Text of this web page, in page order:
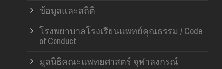
ข้อมูลและสถิติ
โรงพยาบาลโรงเรียนแพทย์คุณธรรม / Code
of Conduct
มูลนิธิคณะแพทยศาสตร์ จุฬาลงกรณ์